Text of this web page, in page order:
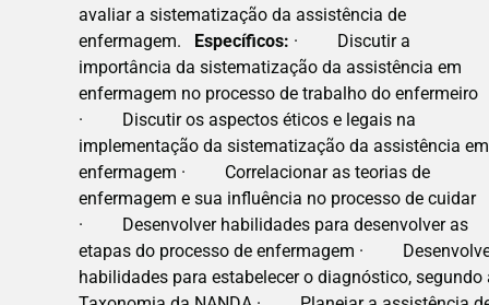
avaliar a sistematização da assistência de
enfermagem. Específicos: · Discutir a
importância da sistematização da assistência em
enfermagem no processo de trabalho do enfermeiro
· Discutir os aspectos éticos e legais na
implementação da sistematização da assistência em
enfermagem · Correlacionar as teorias de
enfermagem e sua influência no processo de cuidar
· Desenvolver habilidades para desenvolver as
etapas do processo de enfermagem ·
habilidades para estabelecer o diagnóstico, segundo